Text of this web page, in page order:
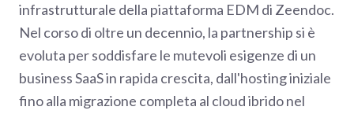
infrastrutturale della piattaforma EDM di Zeendoc.
Nel corso di oltre un decennio, la partnership si è
evoluta per soddisfare le mutevoli esigenze di un
business SaaS in rapida crescita, dall'hosting iniziale
fino alla migrazione completa al cloud ibrido nel